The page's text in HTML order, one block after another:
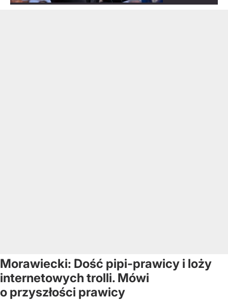
Morawiecki: Dość pipi-prawicy i loży
internetowych trolli. Mówi
o przyszłości prawicy